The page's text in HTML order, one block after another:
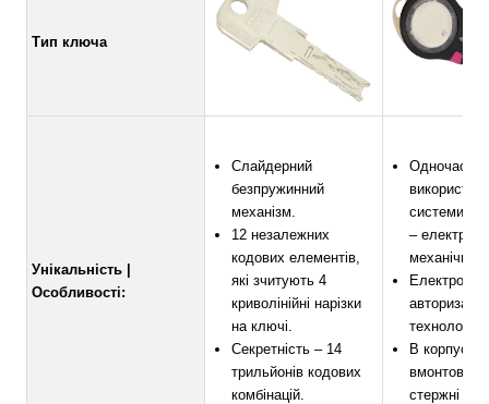
Тип ключа
Унікальність |
Особливості:
Слайдерний
безпружинний
механізм.
12 незалежних
кодових елементів,
які зчитують 4
криволінійні нарізки
на ключі.
Секретність – 14
трильйонів кодових
комбінацій.
Одночасно
системи
–
механічна.
авторизації
В корпус
вмонтовані
стержні та